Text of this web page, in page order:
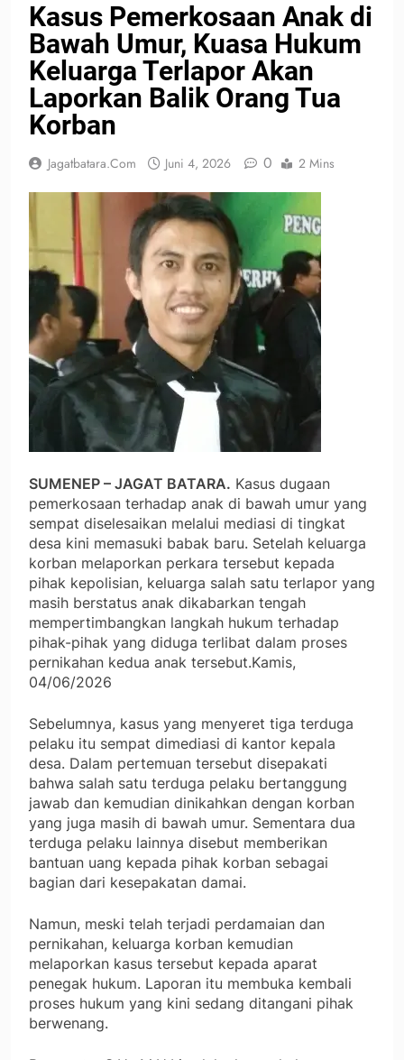
Kasus Pemerkosaan Anak di
Bawah Umur, Kuasa Hukum
Keluarga Terlapor Akan
Laporkan Balik Orang Tua
Korban
Jagatbatara.com Juni 4, 2026 0 2 Mins
SUMENEP – JAGAT BATARA. Kasus dugaan
pemerkosaan terhadap anak di bawah umur yang
sempat diselesaikan melalui mediasi di tingkat
desa kini memasuki babak baru. Setelah keluarga
korban melaporkan perkara tersebut kepada
pihak kepolisian, keluarga salah satu terlapor yang
masih berstatus anak dikabarkan tengah
mempertimbangkan langkah hukum terhadap
pihak-pihak yang diduga terlibat dalam proses
pernikahan kedua anak tersebut.Kamis,
04/06/2026
Sebelumnya, kasus yang menyeret tiga terduga
pelaku itu sempat dimediasi di kantor kepala
desa. Dalam pertemuan tersebut disepakati
bahwa salah satu terduga pelaku bertanggung
jawab dan kemudian dinikahkan dengan korban
yang juga masih di bawah umur. Sementara dua
terduga pelaku lainnya disebut memberikan
bantuan uang kepada pihak korban sebagai
bagian dari kesepakatan damai.
Namun, meski telah terjadi perdamaian dan
pernikahan, keluarga korban kemudian
melaporkan kasus tersebut kepada aparat
penegak hukum. Laporan itu membuka kembali
proses hukum yang kini sedang ditangani pihak
berwenang.